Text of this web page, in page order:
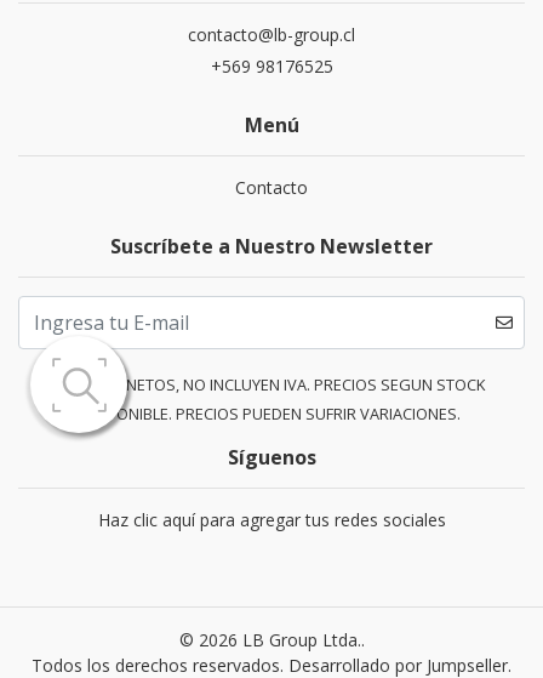
contacto@lb-group.cl
+569 98176525
Menú
Contacto
Suscríbete a Nuestro Newsletter
PRECIOS NETOS, NO INCLUYEN IVA. PRECIOS SEGUN STOCK
DISPONIBLE. PRECIOS PUEDEN SUFRIR VARIACIONES.
Síguenos
Haz clic aquí para agregar tus redes sociales
© 2026 LB Group Ltda..
Todos los derechos reservados. Desarrollado por Jumpseller.